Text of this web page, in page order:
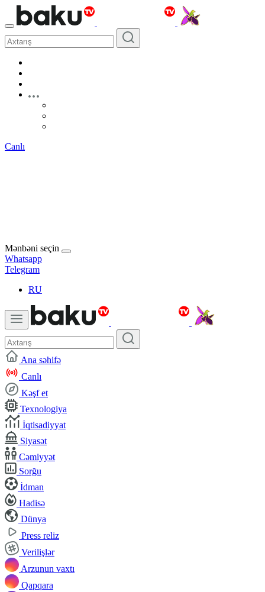
Canlı
Mənbəni seçin
Whatsapp
Telegram
RU
Ana səhifə
Canlı
Kəşf et
Texnologiya
İqtisadiyyat
Siyasət
Cəmiyyət
Sorğu
İdman
Hadisə
Dünya
Press reliz
Verilişlər
Arzunun vaxtı
Qapqara